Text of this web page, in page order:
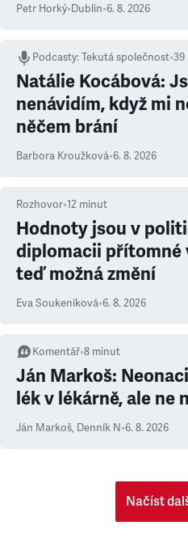
Petr Horký•Dublin•6. 8. 2026
Podcasty:Tekutá společnost•39
Natálie Kocábová:
nenávidím, když mi
něčem brání
Barbora Kroužková•6. 8. 2026
Rozhovor•12 minut
Hodnoty jsou v
diplomacii přítomné
teď možná změní
Eva Soukeníková•6. 8. 2026
Komentář•8 minut
Ján Markoš:
lék v lékárně, ale ne
Ján Markoš, Denník N•6. 8. 2026
Načíst